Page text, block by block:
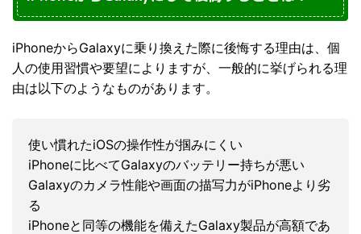
iPhoneからGalaxyに乗り換えた際に後悔する理由は、個
人の使用習慣や要望によりますが、一般的に挙げられる理
由は以下のようなものがあります。
使い慣れたiOSの操作性が掴みにくい
iPhoneに比べてGalaxyのバッテリー持ちが悪い
Galaxyのカメラ性能や画面の描写力がiPhoneより劣
る
iPhoneと同等の機能を備えたGalaxy製品が高額であ